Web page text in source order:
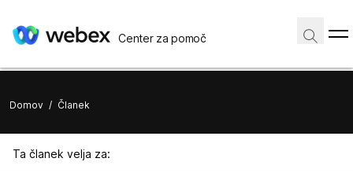
Center za pomoč
Domov / Članek
Ta članek velja za: